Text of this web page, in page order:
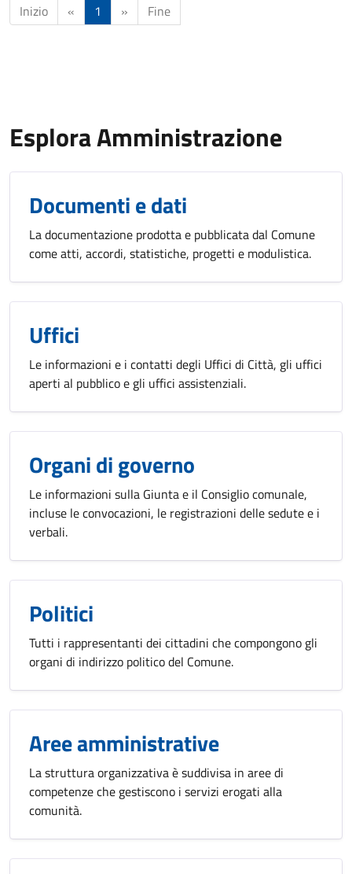
Inizio « 1 » Fine
Esplora Amministrazione
Documenti e dati
La documentazione prodotta e pubblicata dal Comune
come atti, accordi, statistiche, progetti e modulistica.
Uffici
Le informazioni e i contatti degli Uffici di Città, gli uffici
aperti al pubblico e gli uffici assistenziali.
Organi di governo
Le informazioni sulla Giunta e il Consiglio comunale,
incluse le convocazioni, le registrazioni delle sedute e i
verbali.
Politici
Tutti i rappresentanti dei cittadini che compongono gli
organi di indirizzo politico del Comune.
Aree amministrative
La struttura organizzativa è suddivisa in aree di
competenze che gestiscono i servizi erogati alla
comunità.